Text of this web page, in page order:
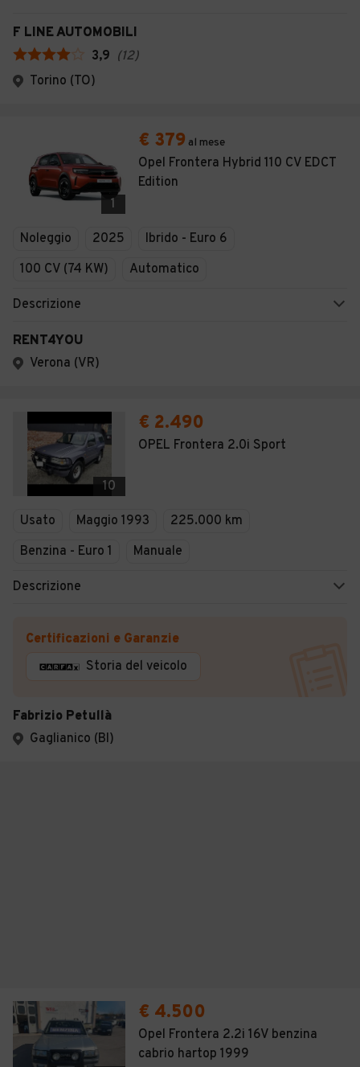
F LINE AUTOMOBILI
3,9 (12)
Torino (TO)
1
€ 379 al mese
Opel Frontera Hybrid 110 CV EDCT
Edition
Noleggio 2025
Ibrido - Euro 6
100 CV (74 KW)
Automatico
Descrizione
RENT4YOU
Verona (VR)
10
€ 2.490
OPEL Frontera 2.0i Sport
Usato Maggio 1993
225.000 km
Benzina - Euro 1
Manuale
Descrizione
Certificazioni e Garanzie
Storia del veicolo
Fabrizio Petullà
Gaglianico (BI)
€ 4.500
Opel Frontera 2.2i 16V benzina
cabrio hartop 1999